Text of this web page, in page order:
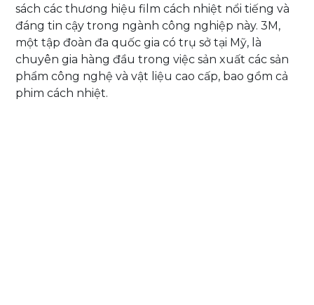
sách các thương hiệu film cách nhiệt nổi tiếng và
đáng tin cậy trong ngành công nghiệp này. 3M,
một tập đoàn đa quốc gia có trụ sở tại Mỹ, là
chuyên gia hàng đầu trong việc sản xuất các sản
phẩm công nghệ và vật liệu cao cấp, bao gồm cả
phim cách nhiệt.